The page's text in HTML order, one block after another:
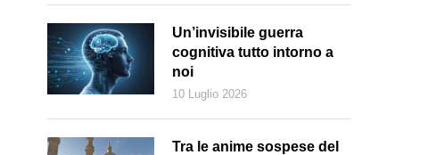
Un’invisibile guerra
cognitiva tutto intorno a
noi
10 Luglio 2026
Tra le anime sospese del